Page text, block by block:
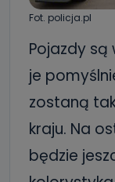
Fot. policja.pl
Pojazdy
je
zostaną
kraju. Na
będzie